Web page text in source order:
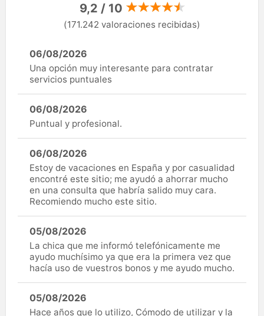
9,2 / 10
(171.242 valoraciones recibidas)
06/08/2026
Una opción muy interesante para contratar
servicios puntuales
06/08/2026
Puntual y profesional.
06/08/2026
Estoy de vacaciones en España y por casualidad
encontré este sitio; me ayudó a ahorrar mucho
en una consulta que habría salido muy cara.
Recomiendo mucho este sitio.
05/08/2026
La chica que me informó telefónicamente me
ayudo muchísimo ya que era la primera vez que
hacía uso de vuestros bonos y me ayudo mucho.
05/08/2026
Hace años que lo utilizo, Cómodo de utilizar y la